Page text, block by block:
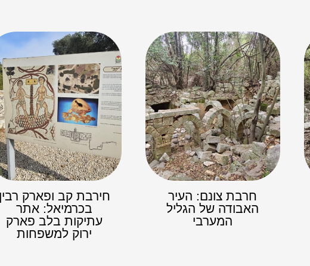
חרבת צונם: העיר
האבודה של הגליל
המערבי
חירבת קב ופארק
בכרמיאל: אתר
עתיקות בלב פארק
ירוק למשפחות